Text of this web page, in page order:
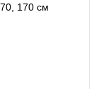
170 см